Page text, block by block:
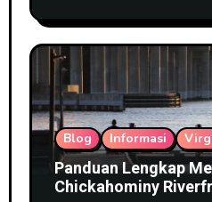
Blog Informasi
Panduan Lengkap
Chickahominy